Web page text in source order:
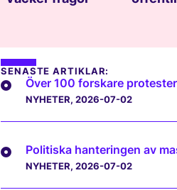
SENASTE ARTIKLAR:
Över 100 forskare
NYHETER, 2026-07-02
Politiska hanteringen av
NYHETER, 2026-07-02